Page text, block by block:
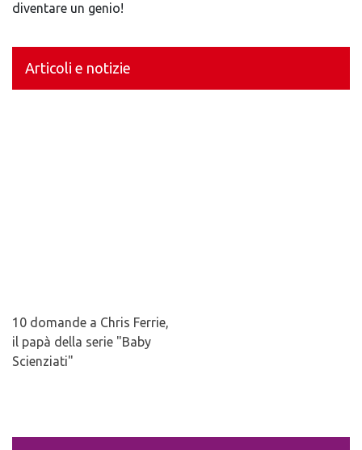
diventare un genio!
Articoli e notizie
10 domande a Chris Ferrie,
il papà della serie "Baby
Scienziati"